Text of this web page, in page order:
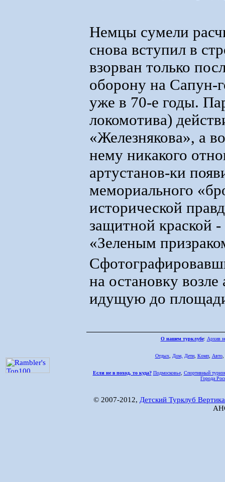
Немцы сумели
снова вступил в
взорван только
оборону на Сапун-
уже в 70-е годы.
локомотива)
«Железнякова», а
нему никакого
артустанов-ки
мемориального
исторической
защитной краской
«Зеленым
на остановку
идущую до
О нашем турклубе: Архив
Отдых, Дом, Дети, Комп, Авто,
Если не в поход, то куда? Подмосковье, Спортивный
Города
© 2007-2012, Детский Турклуб